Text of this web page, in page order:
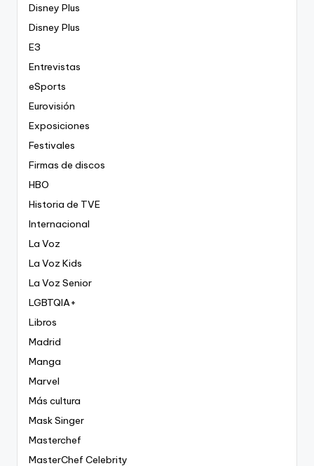
Disney Plus
Disney Plus
E3
Entrevistas
eSports
Eurovisión
Exposiciones
Festivales
Firmas de discos
HBO
Historia de TVE
Internacional
La Voz
La Voz Kids
La Voz Senior
LGBTQIA+
Libros
Madrid
Manga
Marvel
Más cultura
Mask Singer
Masterchef
MasterChef Celebrity